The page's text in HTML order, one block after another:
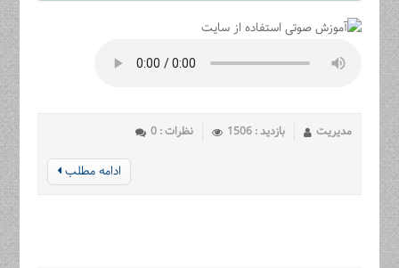
مدیریت بازدید : 1506 نظرات : 0
ادامه مطلب